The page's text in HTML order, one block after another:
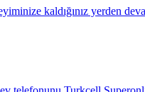
kaldığınız yerden